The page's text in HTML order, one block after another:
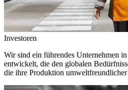
Investoren
Wir sind ein führendes Unternehmen
entwickelt, die den globalen
die ihre Produktion